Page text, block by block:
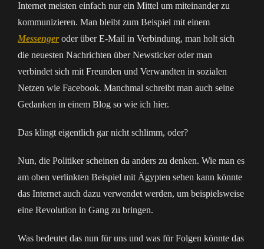
Internet meisten einfach nur ein Mittel um miteinander zu
kommunizieren. Man bleibt zum Beispiel mit einem
Messengeroder über E-Mail in Verbindung, man holt sich
die neuesten Nachrichten über Newsticker oder man
verbindet sich mit Freunden und Verwandten in sozialen
Netzen wie Facebook. Manchmal schreibt man auch seine
Gedanken in einem Blog so wie ich hier.
Das klingt eigentlich gar nicht schlimm, oder?
Nun, die Politiker scheinen da anders zu denken. Wie man es
am oben verlinkten Beispiel mit Ägypten sehen kann könnte
das Internet auch dazu verwendet werden, um beispielsweise
eine Revolution in Gang zu bringen.
Was bedeutet das nun für uns und was für Folgen könnte das